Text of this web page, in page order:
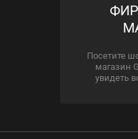
Посетите
магазин
увидеть